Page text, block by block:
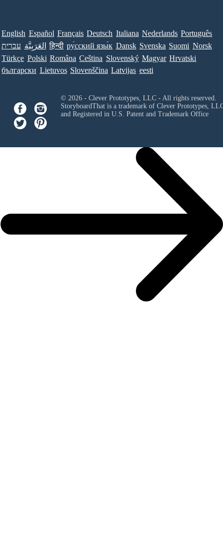
English Español Français Deutsch Italiana Nederlands Português
עברית العَرَبِيَّة हिन्दी ру́сский язы́к Dansk Svenska Suomi Norsk
Türkçe Polski Româna Ceština Slovenský Magyar Hrvatski
български Lietuvos Slovenščina Latvijas eesti
© 2026 - Clever Prototypes, LLC - All rights reserved.
StoryboardThat is a trademark of Clever Prototypes,
and Registered in U.S. Patent and Trademark Office